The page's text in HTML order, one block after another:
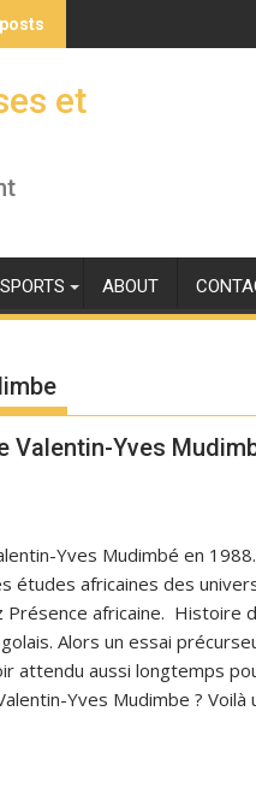
et
SPORTS ABOUT
Valentin-Yves
Yves Mudimbé en
études africaines des
africaine. Histoire
Alors un essai
attendu aussi longtemps
Yves Mudimbe ? Voilà